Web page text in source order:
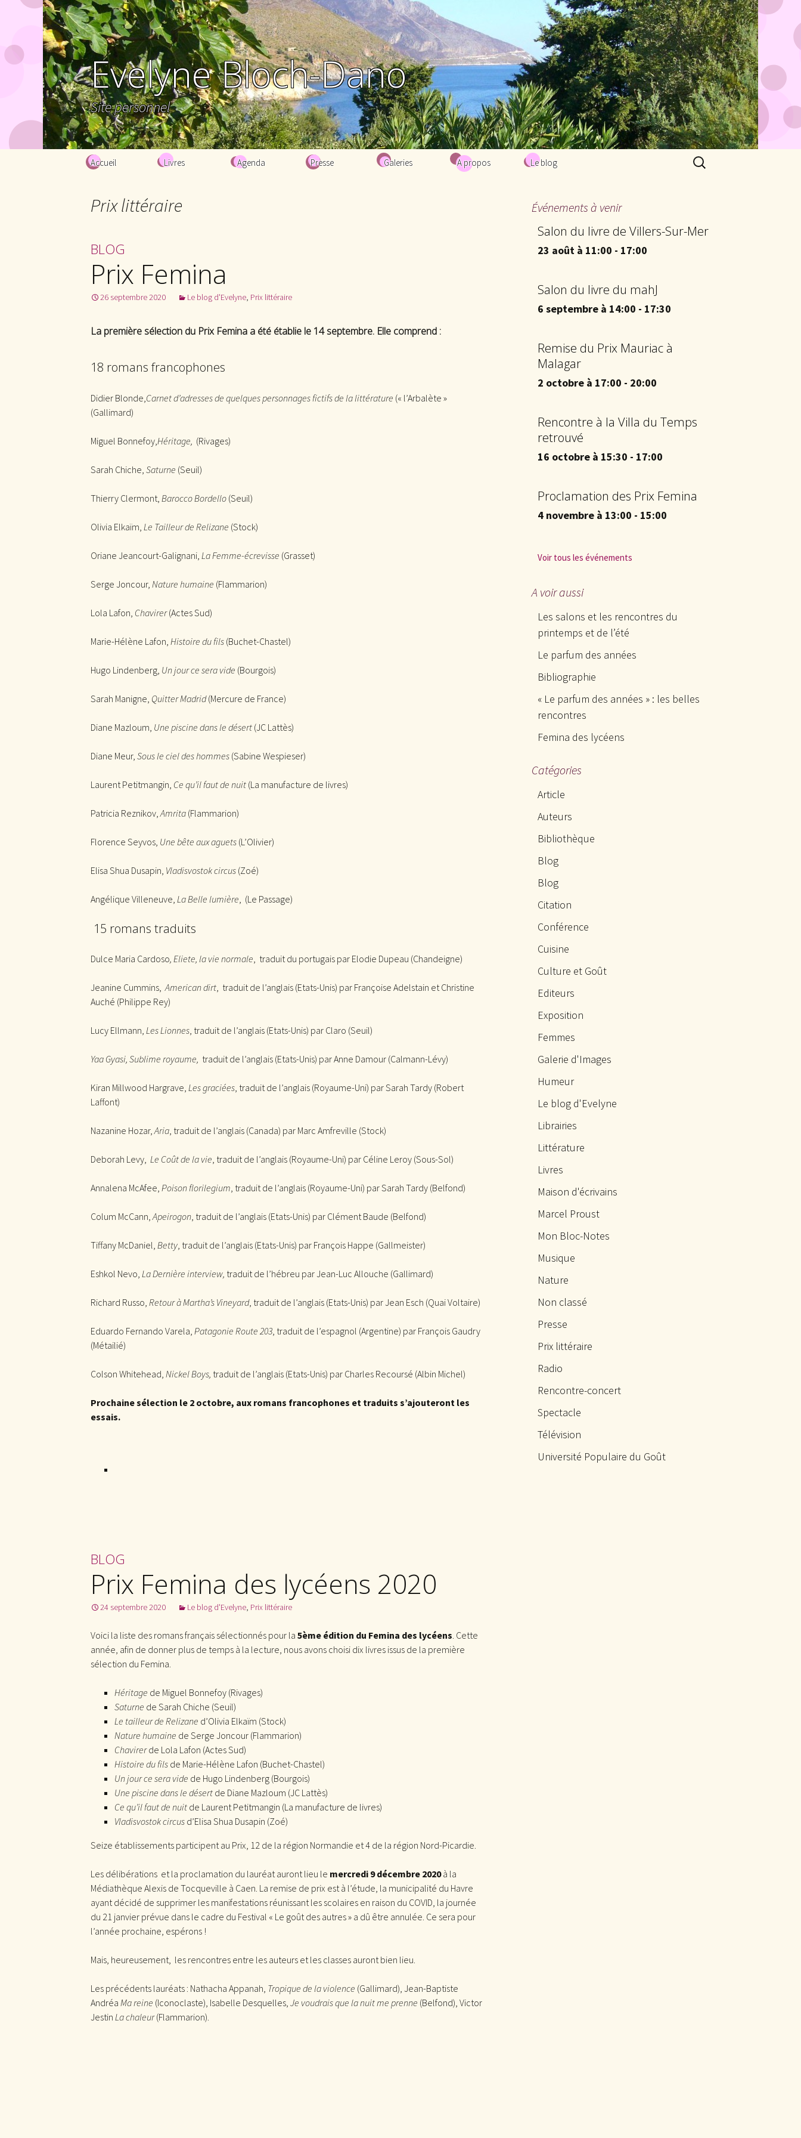
Evelyne Bloch-Dano
Site personnel
Aller au contenu principal
Accueil Livres Agenda Presse Galeries A propos Le blog Rechercher :
Prix littéraire
BLOG
Prix Femina
26 septembre 2020 Le blog d'Evelyne, Prix littéraire
La première sélection du Prix Femina a été établie le 14 septembre. Elle comprend :
18 romans francophones
Didier Blonde,Carnet d’adresses de quelques personnages fictifs de la littérature (« l’Arbalète »
(Gallimard)
Miguel Bonnefoy,Héritage, (Rivages)
Sarah Chiche, Saturne (Seuil)
Thierry Clermont, Barocco Bordello (Seuil)
Olivia Elkaïm, Le Tailleur de Relizane (Stock)
Oriane Jeancourt-Galignani, La Femme-écrevisse (Grasset)
Serge Joncour, Nature humaine (Flammarion)
Lola Lafon, Chavirer(Actes Sud)
Marie-Hélène Lafon, Histoire du fils (Buchet-Chastel)
Hugo Lindenberg, Un jour ce sera vide (Bourgois)
Sarah Manigne, Quitter Madrid(Mercure de France)
Diane Mazloum, Une piscine dans le désert (JC Lattès)
Diane Meur, Sous le ciel des hommes (Sabine Wespieser)
Laurent Petitmangin, Ce qu’il faut de nuit (La manufacture de livres)
Patricia Reznikov,Amrita (Flammarion)
Florence Seyvos, Une bête aux aguets (L’Olivier)
Elisa Shua Dusapin, Vladisvostok circus (Zoé)
Angélique Villeneuve, La Belle lumière, (Le Passage)
15 romans traduits
Dulce Maria Cardoso, Eliete, la vie normale, traduit du portugais par Elodie Dupeau (Chandeigne)
Jeanine Cummins, American dirt, traduit de l’anglais (Etats-Unis) par Françoise Adelstain et Christine
Auché (Philippe Rey)
Lucy Ellmann, Les Lionnes, traduit de l’anglais (Etats-Unis) par Claro (Seuil)
Yaa Gyasi, Sublime royaume, traduit de l’anglais (Etats-Unis) par Anne Damour (Calmann-Lévy)
Kiran Millwood Hargrave, Les graciées, traduit de l’anglais (Royaume-Uni) par Sarah Tardy (Robert
Laffont)
Nazanine Hozar,Aria, traduit de l’anglais (Canada) par Marc Amfreville (Stock)
Deborah Levy, Le Coût de la vie, traduit de l’anglais (Royaume-Uni) par Céline Leroy (Sous-Sol)
Annalena McAfee, Poison florilegium, traduit de l’anglais (Royaume-Uni) par Sarah Tardy (Belfond)
Colum McCann,Apeirogon, traduit de l’anglais (Etats-Unis) par Clément Baude (Belfond)
Tiffany McDaniel, Betty, traduit de l’anglais (Etats-Unis) par François Happe (Gallmeister)
Eshkol Nevo, La Dernière interview, traduit de l’hébreu par Jean-Luc Allouche (Gallimard)
Richard Russo, Retour à Martha’s Vineyard, traduit de l’anglais (Etats-Unis) par Jean Esch (Quai Voltaire)
Eduardo Fernando Varela, Patagonie Route 203, traduit de l’espagnol (Argentine) par François Gaudry
(Métailié)
Colson Whitehead, Nickel Boys, traduit de l’anglais (Etats-Unis) par Charles Recoursé (Albin Michel)
Prochaine sélection le 2 octobre, aux romans francophones et traduits s’ajouteront les
essais.
BLOG
Prix Femina des lycéens 2020
24 septembre 2020 Le blog d'Evelyne, Prix littéraire
Voici la liste des romans français sélectionnés pour la 5ème édition du Femina des lycéens. Cette
année, afin de donner plus de temps à la lecture, nous avons choisi dix livres issus de la première
sélection du Femina.
Héritage de Miguel Bonnefoy (Rivages)
Saturne de Sarah Chiche (Seuil)
Le tailleur de Relizane d’Olivia Elkaïm (Stock)
Nature humaine de Serge Joncour (Flammarion)
Chavirerde Lola Lafon (Actes Sud)
Histoire du fils de Marie-Hélène Lafon (Buchet-Chastel)
Un jour ce sera vide de Hugo Lindenberg (Bourgois)
Une piscine dans le désert de Diane Mazloum (JC Lattès)
Ce qu’il faut de nuit de Laurent Petitmangin (La manufacture de livres)
Vladisvostok circus d’Elisa Shua Dusapin (Zoé)
Seize établissements participent au Prix, 12 de la région Normandie et 4 de la région Nord-Picardie.
Les délibérations et la proclamation du lauréat auront lieu le mercredi 9 décembre 2020à la
Médiathèque Alexis de Tocqueville à Caen. La remise de prix est à l’étude, la municipalité du Havre
ayant décidé de supprimer les manifestations réunissant les scolaires en raison du COVID, la journée
du 21 janvier prévue dans le cadre du Festival « Le goût des autres » a dû être annulée. Ce sera pour
l’année prochaine, espérons !
Mais, heureusement, les rencontres entre les auteurs et les classes auront bien lieu.
Les précédents lauréats : Nathacha Appanah, Tropique de la violence (Gallimard), Jean-Baptiste
Andréa Ma reine (Iconoclaste), Isabelle Desquelles, Je voudrais que la nuit me prenne (Belfond), Victor
Jestin La chaleur(Flammarion).
Événements à venir
Salon du livre de Villers-Sur-Mer
23 août à 11:00 - 17:00
Salon du livre du mahJ
6 septembre à 14:00 - 17:30
Remise du Prix Mauriac à
Malagar
2 octobre à 17:00 - 20:00
Rencontre à la Villa du Temps
retrouvé
16 octobre à 15:30 - 17:00
Proclamation des Prix Femina
4 novembre à 13:00 - 15:00
Voir tous les événements
A voir aussi
Les salons et les rencontres du
printemps et de l’été
Le parfum des années
Bibliographie
« Le parfum des années » : les belles
rencontres
Femina des lycéens
Catégories
Article
Auteurs
Bibliothèque
Blog
Blog
Citation
Conférence
Cuisine
Culture et Goût
Editeurs
Exposition
Femmes
Galerie d'Images
Humeur
Le blog d'Evelyne
Librairies
Littérature
Livres
Maison d'écrivains
Marcel Proust
Mon Bloc-Notes
Musique
Nature
Non classé
Presse
Prix littéraire
Radio
Rencontre-concert
Spectacle
Télévision
Université Populaire du Goût